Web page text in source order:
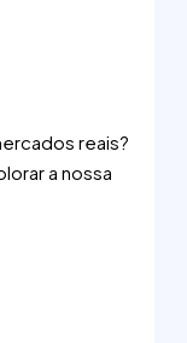
reais?
a nossa